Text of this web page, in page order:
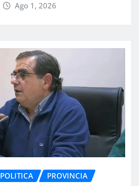
Ago 1, 2026
POLITICA PROVINCIA